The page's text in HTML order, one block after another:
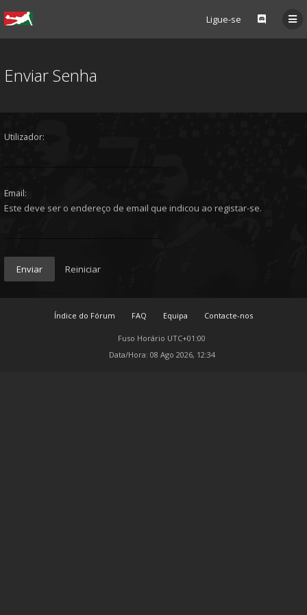
Ligue-se
Enviar Senha
Utilizador:
Email:
Este deve ser o endereço de email que indicou ao registar-se.
Índice do Fórum FAQ Equipa Contacte-nos
Fuso Horário UTC+01:00
Data/Hora: 08 Ago 2026, 12:34